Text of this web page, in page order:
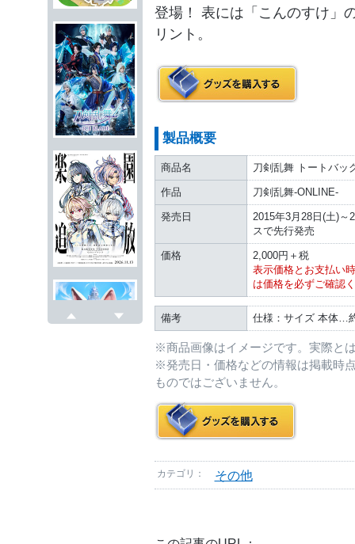
登場！ 表には「こんのすけ」
リント。
製品概要
商品名 刀剣乱舞 トートバッ
作品 刀剣乱舞-ONLINE-
発売日
2015年3月28日(土)～
スで先行発売
価格
2,000円＋税
表示価格とお支払い
は価格を必ずご確認
備考 仕様：サイズ 本体…
※商品画像はイメージです。実際と
※発売日・価格などの情報は掲載時
ものではございません。
カテゴリ： その他